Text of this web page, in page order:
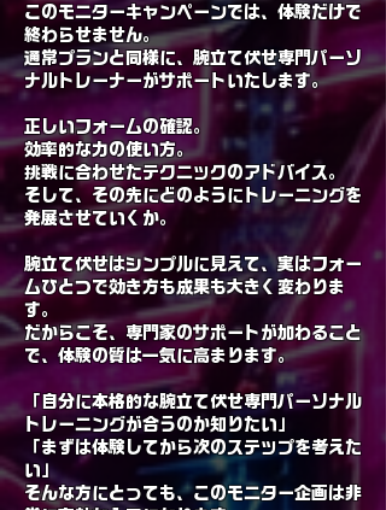
このモニターキャンペーンでは、体験だけで
終わらせません。
通常プランと同様に、腕立て伏せ専門パーソ
ナルトレーナーがサポートいたします。
正しいフォームの確認。
効率的な力の使い方。
挑戦に合わせたテクニックのアドバイス。
そして、その先にどのようにトレーニングを
発展させていくか。
腕立て伏せはシンプルに見えて、実はフォー
ムひとつで効き方も成果も大きく変わりま
す。
だからこそ、専門家のサポートが加わること
で、体験の質は一気に高まります。
「自分に本格的な腕立て伏せ専門パーソナル
トレーニングが合うのか知りたい」
「まずは体験してから次のステップを考えた
い」
そんな方にとっても、このモニター企画は非